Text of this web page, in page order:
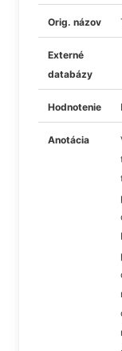
Orig. názov
Externé
databázy
Hodnotenie
Anotácia